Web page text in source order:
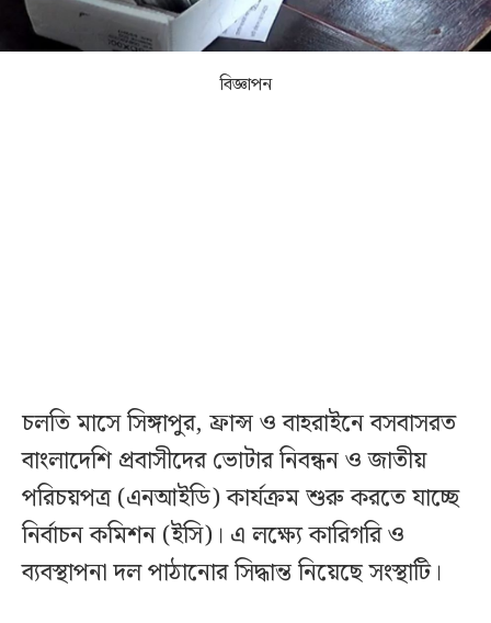
বিজ্ঞাপন
চলতি মাসে সিঙ্গাপুর, ফ্রান্স ও বাহরাইনে বসবাসরত
বাংলাদেশি প্রবাসীদের ভোটার নিবন্ধন ও জাতীয়
পরিচয়পত্র (এনআইডি) কার্যক্রম শুরু করতে যাচ্ছে
নির্বাচন কমিশন (ইসি)। এ লক্ষ্যে কারিগরি ও
ব্যবস্থাপনা দল পাঠানোর সিদ্ধান্ত নিয়েছে সংস্থাটি।